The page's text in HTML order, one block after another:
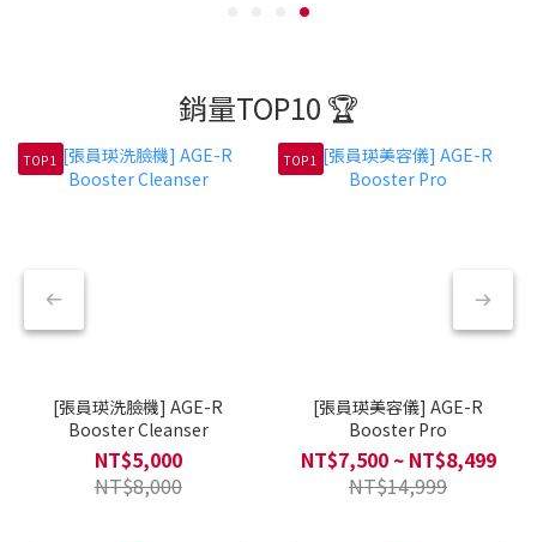
銷量TOP10 🏆
TOP 1
[張員瑛洗臉機] AGE-R
Booster Cleanser
NT$5,000
NT$8,000
TOP 1
[張員瑛美容儀] AGE-R
Booster Pro
NT$7,500 ~ NT$8,499
NT$14,999